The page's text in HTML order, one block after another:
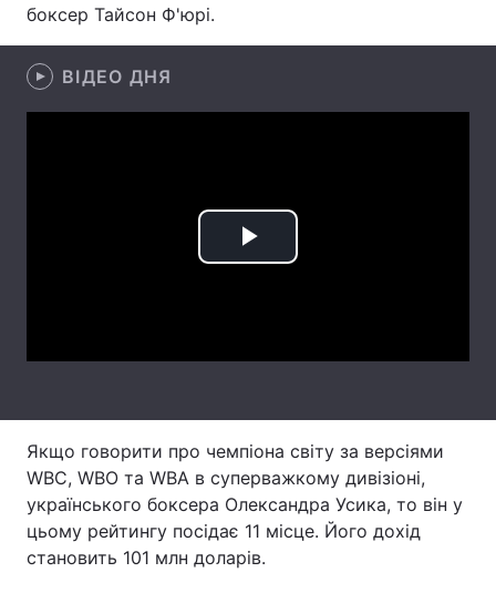
Лонгріди
Відео з Youtube
Тема оформлення
боксер Тайсон Ф'юрі.
ВІДЕО ДНЯ
Play
Якщо говорити про чемпіона світу за версіями
WBC, WBO та WBA в суперважкому дивізіоні,
українського боксера Олександра Усика, то він у
цьому рейтингу посідає 11 місце. Його дохід
становить 101 млн доларів.